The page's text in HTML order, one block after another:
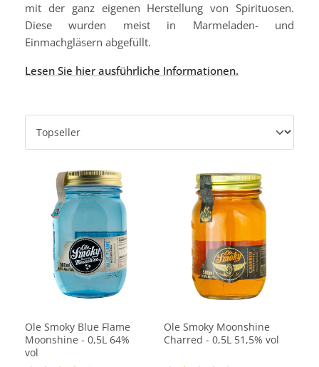
mit der ganz eigenen Herstellung von Spirituosen.
Diese wurden meist in Marmeladen- und
Einmachgläsern abgefüllt.
Lesen Sie hier ausführliche Informationen.
Ole Smoky Blue Flame
Moonshine - 0,5L 64%
vol
Ole Smoky Moonshine
Charred - 0,5L 51,5% vol